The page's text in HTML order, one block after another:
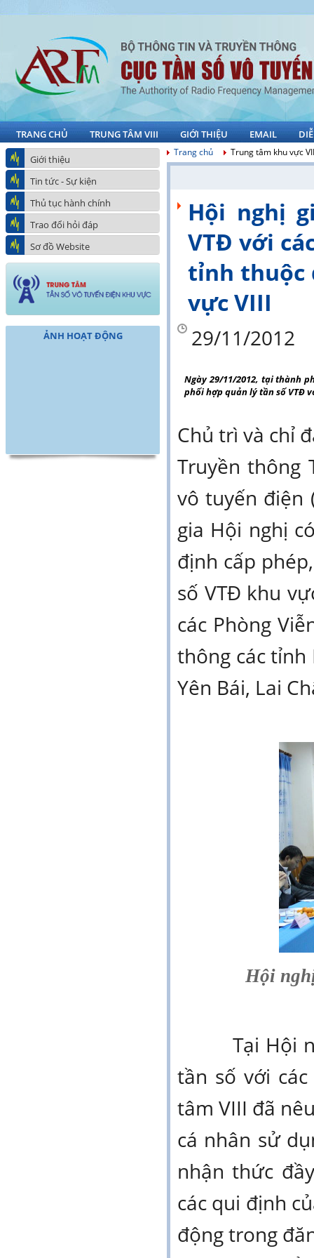
TRANG CHỦ TRUNG TÂM VIII GIỚI THIỆU EMAIL
Giới thiệu
Tin tức - Sự kiện
Thủ tục hành chính
Trao đổi hỏi đáp
Sơ đồ Website
ẢNH HOẠT ĐỘNG
Trang chủ Trung tâm khu vực
Hội nghị
VTĐ với
tỉnh thuộc
vực VIII
29/11/2012
Ngày 29/11/2012, tại thành
phối hợp quản lý tần số VTĐ
Chủ trì và chỉ
Truyền thông
vô tuyến điện
gia Hội nghị
định cấp
số VTĐ khu
các Phòng
thông các tỉnh
Yên Bái, Lai
Hội
Tại Hội
tần số với
tâm VIII đã
cá nhân sử
nhận thức
các qui định
động trong